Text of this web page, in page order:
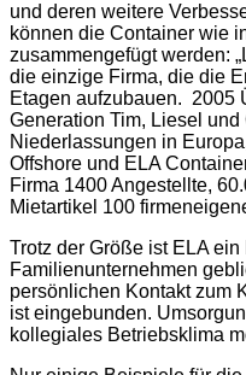
und deren weitere
können die Container wie
zusammengefügt werden:
die einzige Firma, die die
Etagen aufzubauen. 2005
Generation Tim, Liesel
Niederlassungen in
Offshore und ELA
Firma 1400 Angestellte,
Mietartikel 100
Trotz der Größe ist ELA
Familienunternehmen
persönlichen Kontakt zum
ist eingebunden.
kollegiales Betriebsklima